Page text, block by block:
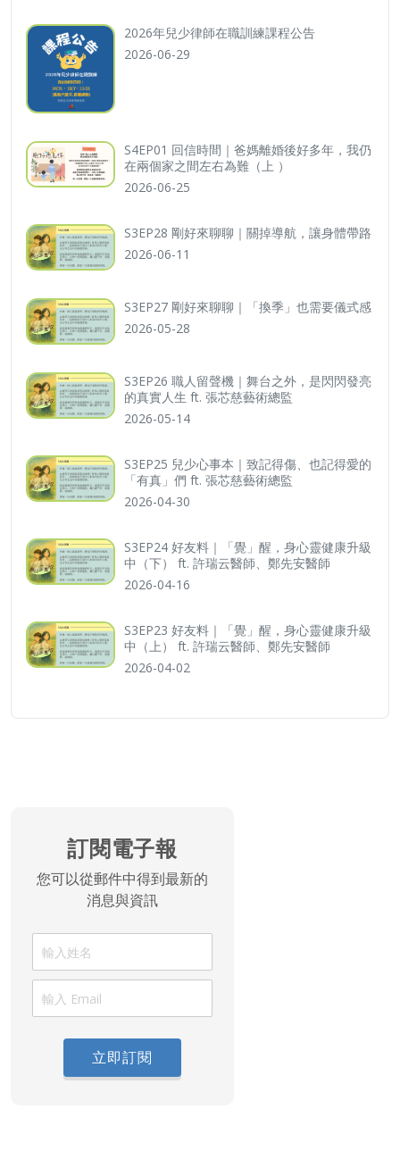
2026年兒少律師在職訓練課程公告
2026-06-29
S4EP01 回信時間｜爸媽離婚後好多年，我仍
在兩個家之間左右為難（上 ）
2026-06-25
S3EP28 剛好來聊聊｜關掉導航，讓身體帶路
2026-06-11
S3EP27 剛好來聊聊｜「換季」也需要儀式感
2026-05-28
S3EP26 職人留聲機｜舞台之外，是閃閃發亮
的真實人生 ft. 張芯慈藝術總監
2026-05-14
S3EP25 兒少心事本｜致記得傷、也記得愛的
「有真」們 ft. 張芯慈藝術總監
2026-04-30
S3EP24 好友料｜「覺」醒，身心靈健康升級
中（下） ft. 許瑞云醫師、鄭先安醫師
2026-04-16
S3EP23 好友料｜「覺」醒，身心靈健康升級
中（上） ft. 許瑞云醫師、鄭先安醫師
2026-04-02
訂閱電子報
您可以從郵件中得到最新的
消息與資訊
立即訂閱